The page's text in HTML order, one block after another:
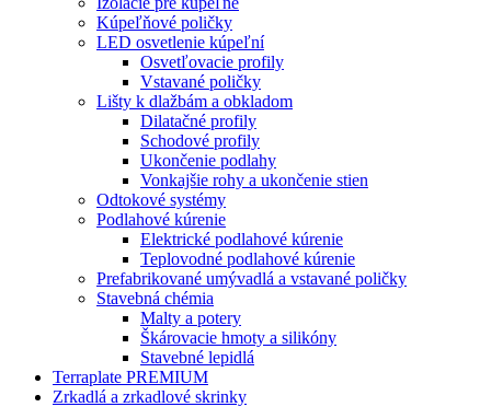
Kúpeľňové poličky
LED osvetlenie kúpeľní
Osvetľovacie profily
Vstavané poličky
Lišty k dlažbám a obkladom
Dilatačné profily
Schodové profily
Ukončenie podlahy
Vonkajšie rohy a ukončenie stien
Odtokové systémy
Podlahové kúrenie
Elektrické podlahové kúrenie
Teplovodné podlahové kúrenie
Prefabrikované umývadlá a vstavané poličky
Stavebná chémia
Malty a potery
Škárovacie hmoty a silikóny
Stavebné lepidlá
Terraplate PREMIUM
Zrkadlá a zrkadlové skrinky